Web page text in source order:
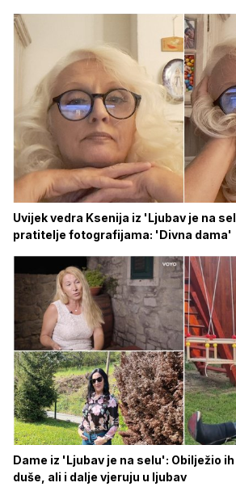
Uvijek vedra Ksenija iz 'Ljubav je na
pratitelje fotografijama: 'Divna dama'
Dame iz 'Ljubav je na selu': Obilježio
duše, ali i dalje vjeruju u ljubav